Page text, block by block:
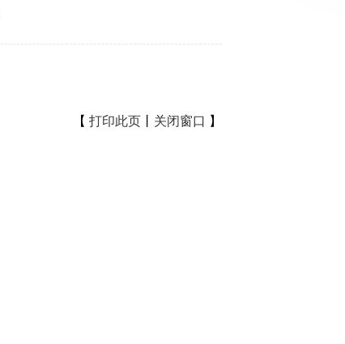
【 打印此页 关闭窗口 】